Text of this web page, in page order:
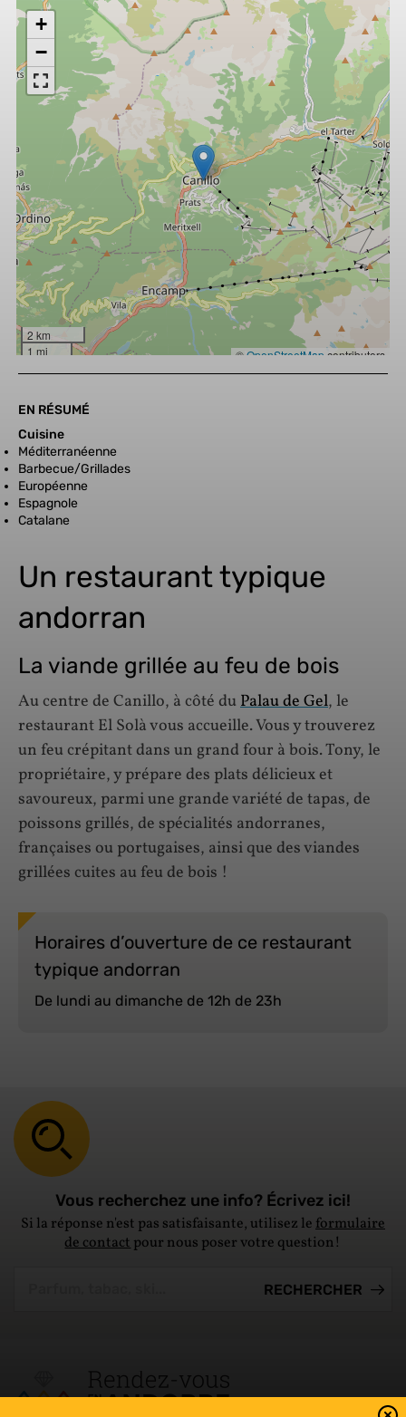
Un restaurant typique
andorran
La viande grillée au feu de bois
Au centre de Canillo, à côté duPalau de Gel, le
restaurant El Solà vous accueille. Vous y trouverez
un feu crépitant dans un grand four à bois. Tony, le
propriétaire, y prépare des plats délicieux et
savoureux, parmi une grande variété de tapas, de
poissons grillés, de spécialités andorranes,
françaises ou portugaises, ainsi que des viandes
grillées cuites au feu de bois !
Horaires d’ouverture de ce restaurant
typique andorran
De lundi au dimanche de 12h de 23h
EN RÉSUMÉ
Cuisine
Méditerranéenne
Barbecue/Grillades
Européenne
Espagnole
Catalane
Vous recherchez une info? Écrivez ici!
Si la réponse n'est pas satisfaisante, utilisez leformulaire
de contactpour nous poser votre question!